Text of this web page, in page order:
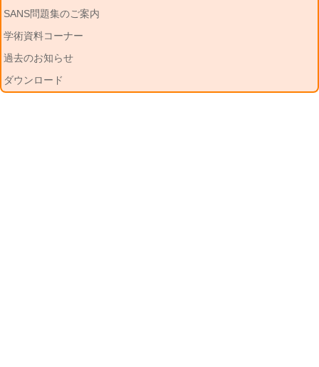
SANS問題集のご案内
学術資料コーナー
過去のお知らせ
ダウンロード